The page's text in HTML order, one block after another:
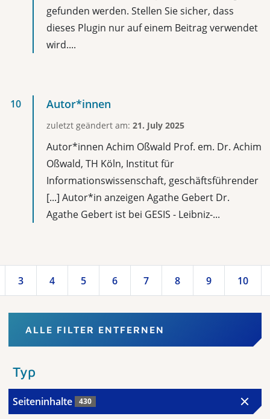
gefunden werden. Stellen Sie sicher, dass
dieses Plugin nur auf einem Beitrag verwendet
wird....
Autor*innen
zuletzt geändert am: 21. July 2025
Autor*innen Achim Oßwald Prof. em. Dr. Achim
Oßwald, TH Köln, Institut für
Informationswissenschaft, geschäftsführender
[...] Autor*in anzeigen Agathe Gebert Dr.
Agathe Gebert ist bei GESIS - Leibniz-...
3 4 5 6 7 8 9 10
ALLE FILTER ENTFERNEN
Typ
Seiteninhalte 430